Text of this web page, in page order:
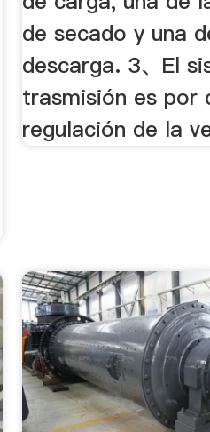
de secado y una
descarga. 3、El
trasmisión es por
regulación de la